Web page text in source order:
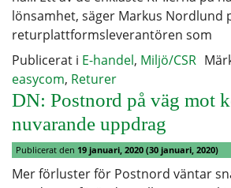
lönsamhet, säger Markus Nordlund
returplattformsleverantören som
Publicerat i E-handel, Miljö/CSR
easycom, Returer
DN: Postnord på väg mot
nuvarande uppdrag
Publicerat den 19 januari, 2020 (30 januari, 2020)
Mer förluster för Postnord väntar